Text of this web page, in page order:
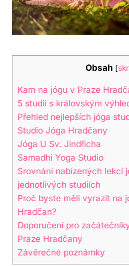
Obsah [
Kam na jógu v Praze
5 studií s královským
Přehled nejlepších jóga
Studio Jóga Hradčany
Jóga U Sv. Jindřicha
Samadhi Yoga Studio
Srovnání nabízených lekcí
jednotlivých studiích
Proč byste měli vyrazit na
Hradčan?
Doporučení pro
Praze Hradčany
Závěrečné poznámky